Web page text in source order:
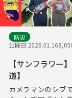
防災
公開日 2026.01.16
【サンフラワー
道】
カメラマンのシブ